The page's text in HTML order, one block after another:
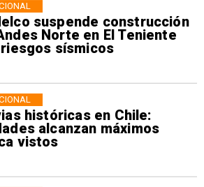
suspende construcción
Norte en El Teniente
sísmicos
históricas en Chile:
alcanzan máximos
vistos